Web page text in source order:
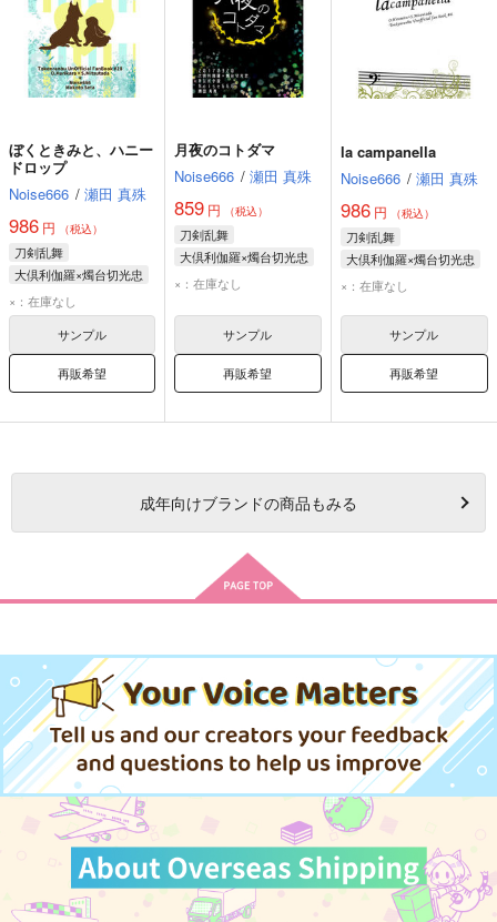
ぼくときみと、ハニー
ドロップ
Noise666 / 瀬田 真殊
986 円 （税込）
刀剣乱舞
大倶利伽羅×燭台切光忠
大倶利伽羅
燭台切光忠
×：在庫なし
サンプル
再販希望
月夜のコトダマ
Noise666 / 瀬田 真殊
859 円 （税込）
刀剣乱舞
大倶利伽羅×燭台切光忠
大倶利伽羅
×：在庫なし
サンプル
再販希望
la campanella
Noise666 / 瀬田 真殊
986円 （税込）
刀剣乱舞
大倶利伽羅×燭台切光忠
燭台切光忠
×：在庫なし
サンプル
再販希望
成年向けブランドの商品もみる